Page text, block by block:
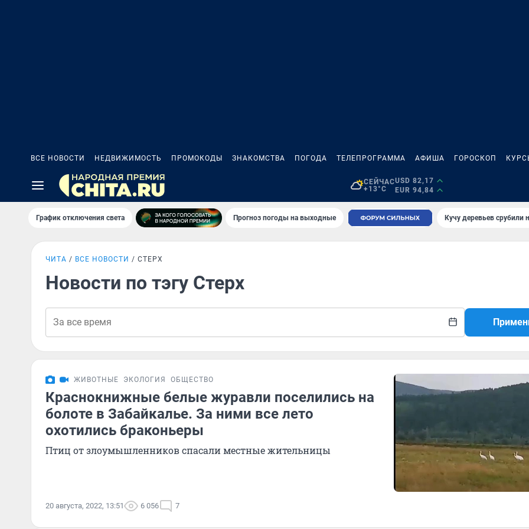
ВСЕ НОВОСТИ НЕДВИЖИМОСТЬ ПРОМОКОДЫ ЗНАКОМСТВА ПОГОДА ТЕЛЕПРОГРАММА АФИША ГОРОСКОП
СЕЙЧАС
+13°C
USD 82,17
EUR 94,84
График отключения света Прогноз погоды на выходные Кучу деревьев срубили
ЧИТА ВСЕ НОВОСТИ СТЕРХ
Новости по тэгу Стерх
ЖИВОТНЫЕ ЭКОЛОГИЯ ОБЩЕСТВО
Краснокнижные белые журавли поселились на
болоте в Забайкалье. За ними все лето
охотились браконьеры
Птиц от злоумышленников спасали местные жительницы
20 августа, 2022, 13:51 6 056 7